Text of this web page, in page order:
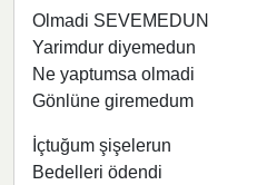
Olmadi SEVEMEDUN
Yarimdur diyemedun
Ne yaptumsa olmadi
Gönlüne giremedum
İçtuğum şişelerun
Bedelleri ödendi